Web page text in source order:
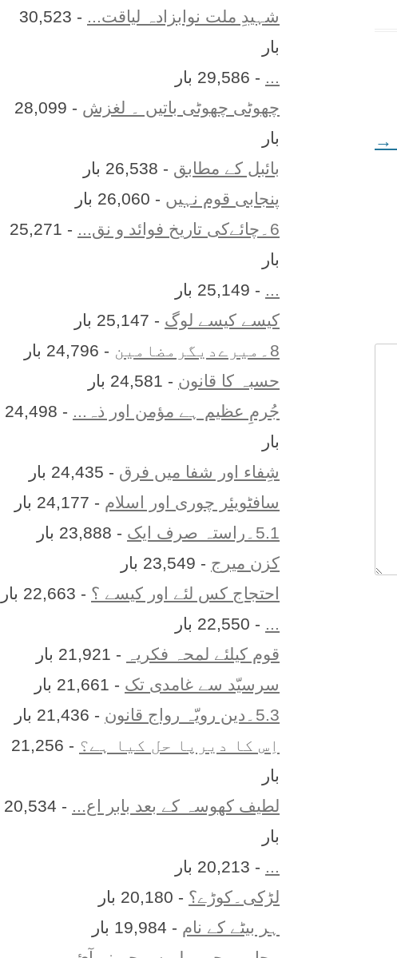
→
شہیدِ ملت نوابزادہ لیاقت...
- 30,523
بار
- 29,586 بار
چھوٹی چھوٹی باتیں ۔ لغزش
- 28,099
بار
بائبل کے مطابق - 26,538 بار
پنجابی قوم نہیں - 26,060 بار
6۔چائےکی تاریخ فوائد و نق...
- 25,271
بار
- 25,149 بار
کیسے کیسے لوگ - 25,147 بار
8۔میرےدیگرمضامین
- 24,796 بار
حسبہ کا قانون - 24,581 بار
جُرمِ عظیم ہے مؤمن اور ذہ...
- 24,498
بار
شِفاء اور شفا میں فرق - 24,435 بار
سافٹویئر چوری اور اسلام - 24,177 بار
5.1۔راستہ صرف ایک
- 23,888 بار
کزن ميرج - 23,549 بار
احتجاج کس لئے اور کیسے ؟ - 22,663 بار
- 22,550 بار
قوم کیلئے لمحہ فکریہ
- 21,921 بار
سرسیّد سے غامدی تک - 21,661 بار
5.3۔دین رویّہ رواج قانون
- 21,436 بار
اِس کا ديرپا حل کيا ہے؟
- 21,256
بار
لطیف کھوسہ کے بعد بابر اع...
- 20,534
بار
- 20,213 بار
لڑکی۔کوڑے؟ - 20,180 بار
ہر بيٹے کے نام - 19,984 بار